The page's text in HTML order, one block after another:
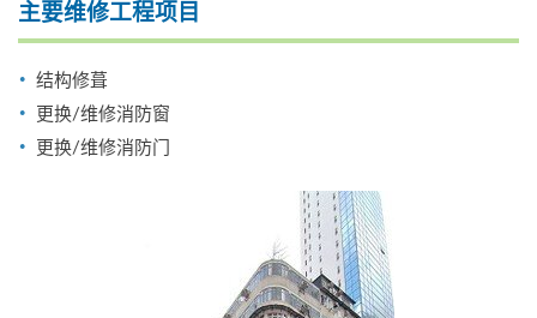
主要维修工程项目
结构修葺
更换/维修消防窗
更换/维修消防门